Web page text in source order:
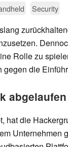
Security
Rolle zu
gegen die
abgelaufen
hat die
Unternehmen